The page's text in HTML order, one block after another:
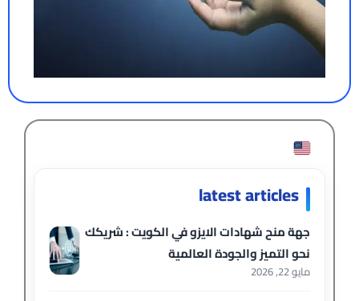
latest articles
جهة منح شهادات الايزو في الكويت : شريكك
نحو التميز والجودة العالمية
مايو 22, 2026